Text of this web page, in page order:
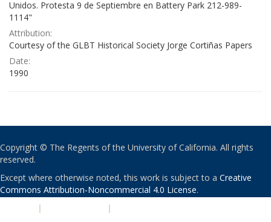
Unidos. Protesta 9 de Septiembre en Battery Park 212-989-
1114"
Attribution:
Courtesy of the GLBT Historical Society Jorge Cortiñas Papers
Date:
1990
Copyright © The Regents of the University of California. All rights
reserved.
Except where otherwise noted, this work is subject to a Creative
Commons Attribution-Noncommercial 4.0 License.
| |